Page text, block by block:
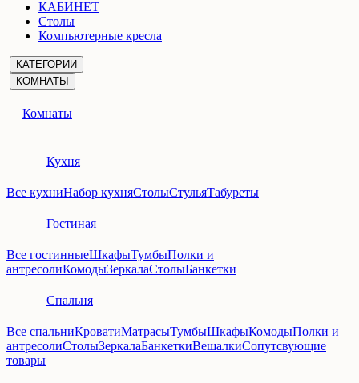
КАБИНЕТ
Столы
Компьютерные кресла
КАТЕГОРИИ
КОМНАТЫ
Комнаты
Кухня
Все кухниНабор кухняСтолыСтульяТабуреты
Гостиная
Все гостинныеШкафыТумбыПолки и
антресолиКомодыЗеркалаСтолыБанкетки
Спальня
Все спальниКроватиМатрасыТумбыШкафыКомодыПолки и
антресолиСтолыЗеркалаБанкеткиВешалкиСопутсвующие
товары